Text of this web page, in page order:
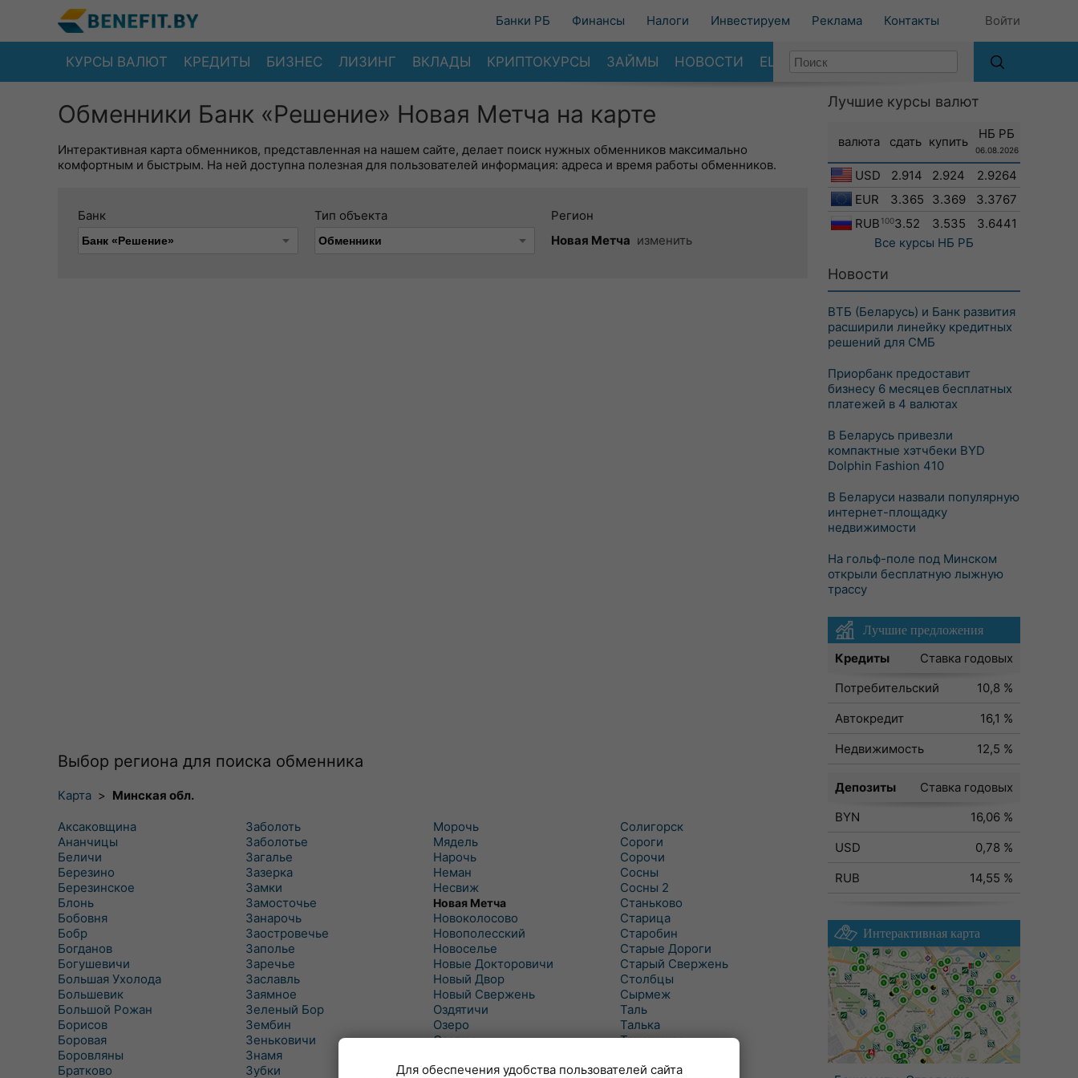
Банки РБ Финансы Налоги Инвестируем Реклама Контакты Войти
КУРСЫ ВАЛЮТ КРЕДИТЫ БИЗНЕС ЛИЗИНГ ВКЛАДЫ КРИПТОКУРСЫ ЗАЙМЫ НОВОСТИ ЕЩЕ
Обменники Банк «Решение» Новая Метча на карте
Интерактивная карта обменников, представленная на нашем сайте, делает поиск нужных обменников максимально
комфортным и быстрым. На ней доступна полезная для пользователей информация: адреса и время работы обменников.
Банк Тип объекта
Регион
Новая Метча изменить
Выбор региона для поиска обменника
Карта > Минская обл.
Аксаковщина
Ананчицы
Беличи
Березино
Березинское
Блонь
Бобовня
Бобр
Богданов
Богушевичи
Большая Ухолода
Большевик
Большой Рожан
Борисов
Боровая
Боровляны
Братково
Заболоть
Заболотье
Загалье
Зазерка
Замки
Замосточье
Занарочь
Заостровечье
Заполье
Заречье
Заславль
Заямное
Зеленый Бор
Зембин
Зеньковичи
Знамя
Зубки
Морочь
Мядель
Нарочь
Неман
Несвиж
Новая Метча
Новоколосово
Новополесский
Новоселье
Новые Докторовичи
Новый Двор
Новый Свержень
Оздятичи
Озеро
Озерцо
Октябрь
Солигорск
Сороги
Сорочи
Сосны
Сосны 2
Станьково
Старица
Старобин
Старые Дороги
Старый Свержень
Столбцы
Сырмеж
Таль
Талька
Танежицы
Турец-Бояры
Лучшие курсы валют
валюта сдать купить
НБ РБ
06.08.2026
USD 2.914 2.924
2.9264
EUR
3.365 3.369
3.3767
RUB 1003.52 3.535
3.6441
Все курсы НБ РБ
Новости
ВТБ (Беларусь) и Банк развития
расширили линейку кредитных
решений для СМБ
Приорбанк предоставит
бизнесу 6 месяцев бесплатных
платежей в 4 валютах
В Беларусь привезли
компактные хэтчбеки BYD
Dolphin Fashion 410
В Беларуси назвали популярную
интернет-площадку
недвижимости
На гольф-поле под Минском
открыли бесплатную лыжную
трассу
Лучшие предложения
Кредиты
Ставка годовых
Потребительский
10,8 %
Автокредит
16,1 %
Недвижимость
12,5 %
Депозиты
Ставка годовых
BYN
16,06 %
USD
0,78 %
RUB
14,55 %
Интерактивная карта
Для обеспечения удобства пользователей сайта